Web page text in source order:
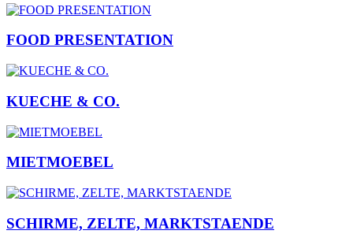
FOOD PRESENTATION
KUECHE & CO.
MIETMOEBEL
SCHIRME, ZELTE, MARKTSTAENDE